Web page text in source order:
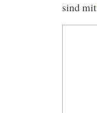
sind mit